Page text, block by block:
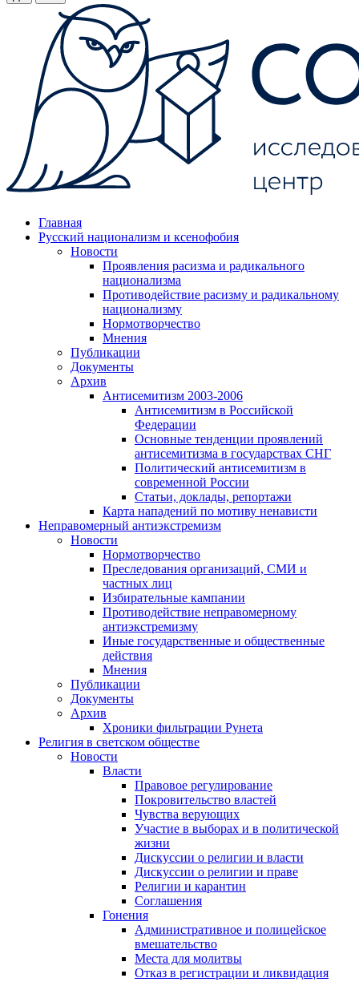
Главная
Русский национализм и ксенофобия
Новости
Проявления расизма и радикального
национализма
Противодействие расизму и радикальному
национализму
Нормотворчество
Мнения
Публикации
Документы
Архив
Антисемитизм 2003-2006
Антисемитизм в Российской
Федерации
Основные тенденции проявлений
антисемитизма в государствах СНГ
Политический антисемитизм в
современной России
Статьи, доклады, репортажи
Карта нападений по мотиву ненависти
Неправомерный антиэкстремизм
Новости
Нормотворчество
Преследования организаций, СМИ и
частных лиц
Избирательные кампании
Противодействие неправомерному
антиэкстремизму
Иные государственные и общественные
действия
Мнения
Публикации
Документы
Архив
Хроники фильтрации Рунета
Религия в светском обществе
Новости
Власти
Правовое регулирование
Покровительство властей
Чувства верующих
Участие в выборах и в политической
жизни
Дискуссии о религии и власти
Дискуссии о религии и праве
Религии и карантин
Соглашения
Гонения
Административное и полицейское
вмешательство
Места для молитвы
Отказ в регистрации и ликвидация